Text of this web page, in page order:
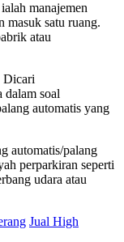
manajemen
satu ruang.
atau
Dicari
dalam soal
automatis yang
automatis/palang
perparkiran seperti
udara atau
Jual High